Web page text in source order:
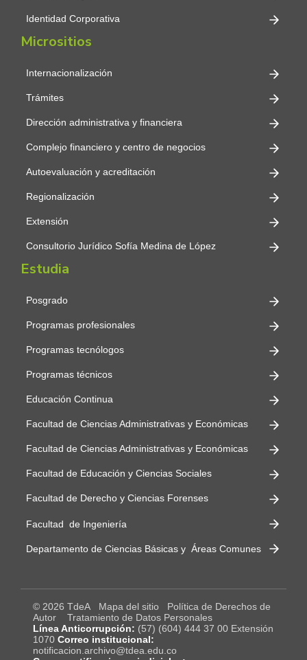
Identidad Corporativa
Micrositios
Internacionalización
Trámites
Dirección administrativa y financiera
Complejo financiero y centro de negocios
Autoevaluación y acreditación
Regionalización
Extensión
Consultorio Jurídico Sofía Medina de López
Estudia
Posgrado
Programas profesionales
Programas tecnólogos
Programas técnicos
Educación Continua
Facultad de Ciencias Administrativas y Económicas
Facultad de Ciencias Administrativas y Económicas
Facultad de Educación y Ciencias Sociales
Facultad de Derecho y Ciencias Forenses
Facultad de Ingeniería
Departamento de Ciencias Básicas y Áreas Comunes
© 2026 TdeA Mapa del sitio
Política de Derechos de
Autor
Tratamiento de Datos Personales
Línea Anticorrupción: (57) (604) 444 37 00 Extensión
1070 Correo institucional:
notificacion.archivo@tdea.edu.co